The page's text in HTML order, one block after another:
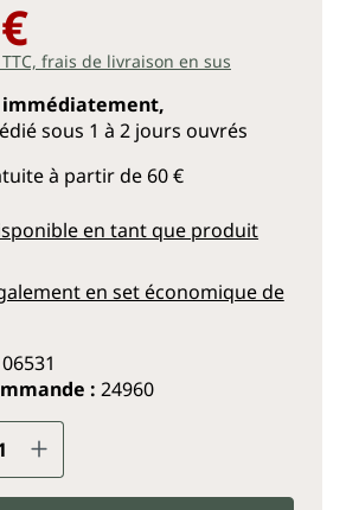
frais de livraison en sus
immédiatement,
sous 1 à 2 jours ouvrés
à partir de 60 €
en tant que produit
en set économique de
: 24960
de produit : Entrez la